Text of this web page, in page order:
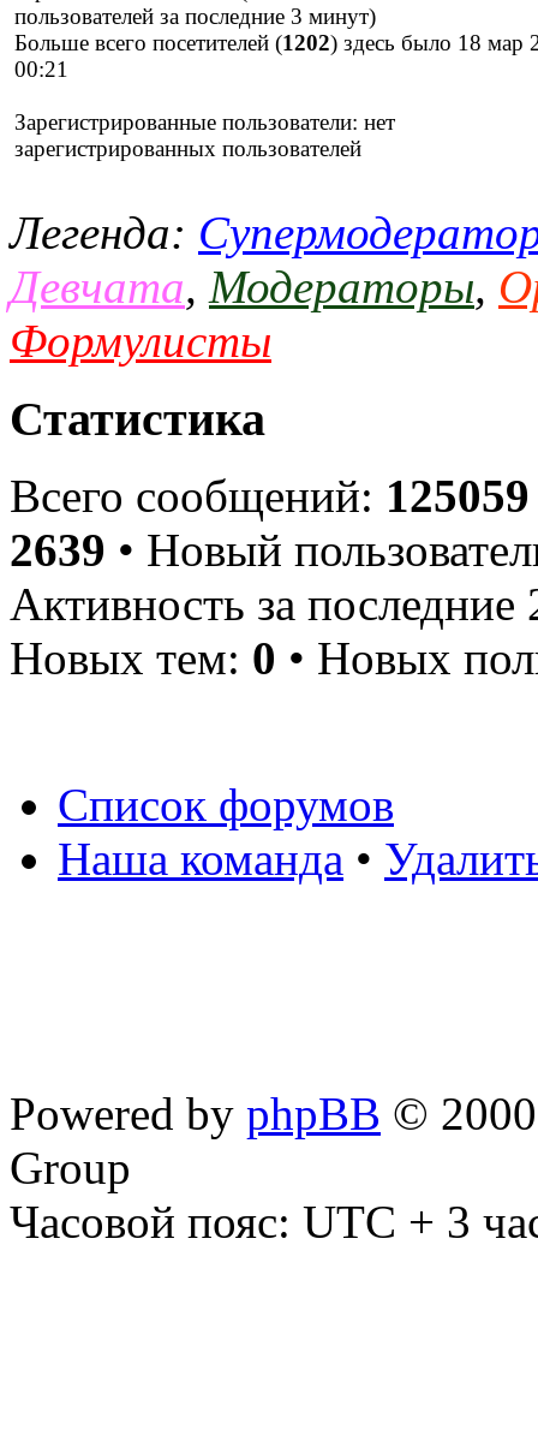
пользователей за последние 3 минут)
Больше всего посетителей (1202) здесь было 18 мар
00:21
Зарегистрированные пользователи: нет
зарегистрированных пользователей
Легенда:
Девчата, Модераторы,
Формулисты
Статистика
Всего сообщений: 125059
2639 • Новый
Активность за
Новых тем: 0 • Новых
Список форумов
Наша команда •
Powered by phpBB ©
Group
Часовой пояс: UTC + 3